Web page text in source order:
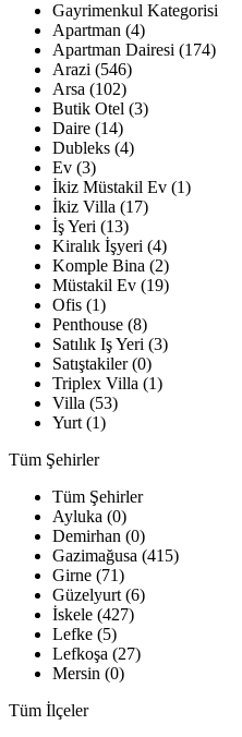
Gayrimenkul Kategorisi
Apartman (4)
Apartman Dairesi (174)
Arazi (546)
Arsa (102)
Butik Otel (3)
Daire (14)
Dubleks (4)
Ev (3)
İkiz Müstakil Ev (1)
İkiz Villa (17)
İş Yeri (13)
Kiralık İşyeri (4)
Komple Bina (2)
Müstakil Ev (19)
Ofis (1)
Penthouse (8)
Satılık Iş Yeri (3)
Satıştakiler (0)
Triplex Villa (1)
Villa (53)
Yurt (1)
Tüm Şehirler
Tüm Şehirler
Ayluka (0)
Demirhan (0)
Gazimağusa (415)
Girne (71)
Güzelyurt (6)
İskele (427)
Lefke (5)
Lefkoşa (27)
Mersin (0)
Tüm İlçeler